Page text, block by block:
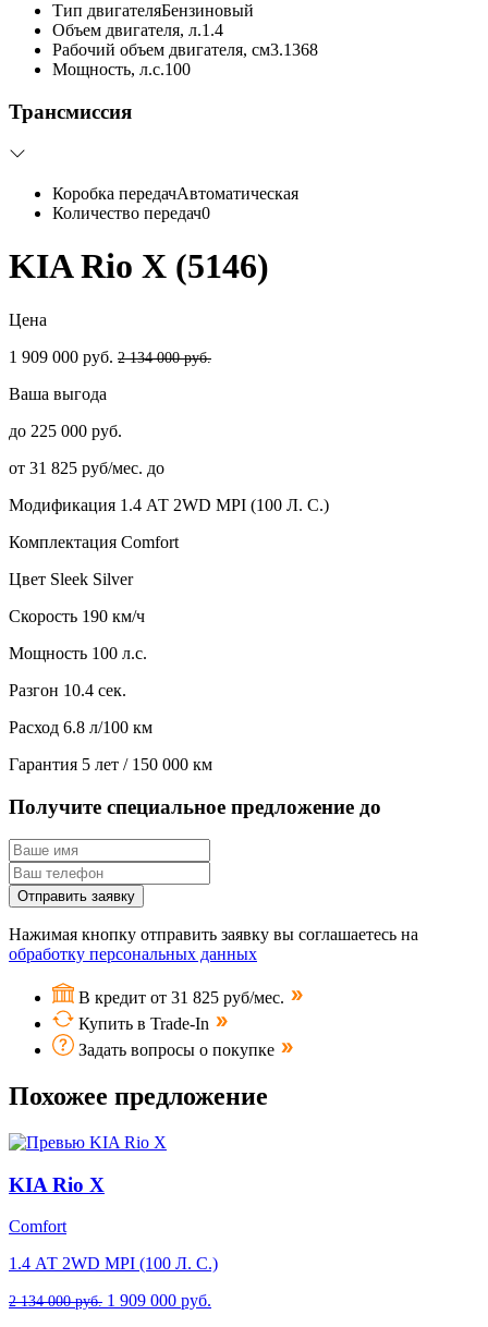
Тип двигателяБензиновый
Объем двигателя, л.1.4
Рабочий объем двигателя, см3.1368
Мощность, л.с.100
Трансмиссия
Коробка передачАвтоматическая
Количество передач0
KIA Rio X (5146)
Цена
1 909 000 руб. 2 134 000 руб.
Ваша выгода
до 225 000 руб.
от 31 825 руб/мес. до
Модификация 1.4 АТ 2WD MPI (100 Л. C.)
Комплектация Comfort
Цвет Sleek Silver
Скорость 190 км/ч
Мощность 100 л.с.
Разгон 10.4 сек.
Расход 6.8 л/100 км
Гарантия 5 лет / 150 000 км
Получите специальное предложение до
Отправить заявку
Нажимая кнопку отправить заявку вы соглашаетесь на
обработку персональных данных
В кредит от 31 825 руб/мес.
Купить в Trade-In
Задать вопросы о покупке
Похожее предложение
KIA Rio X
Comfort
1.4 АТ 2WD MPI (100 Л. C.)
2 134 000 руб. 1 909 000 руб.